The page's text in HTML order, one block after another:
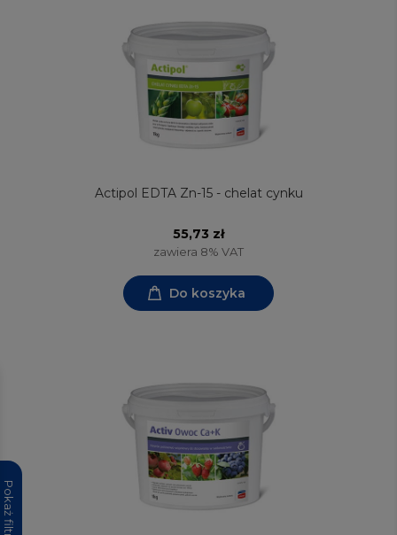
Pokaż filtry
Actipol EDTA Zn-15 - chelat cynku
55,73 zł
zawiera 8% VAT
Do koszyka